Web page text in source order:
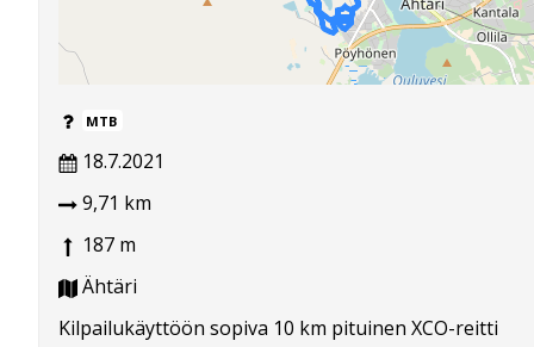
MTB
18.7.2021
9,71 km
187 m
Ähtäri
Kilpailukäyttöön sopiva 10 km pituinen XCO-reitti